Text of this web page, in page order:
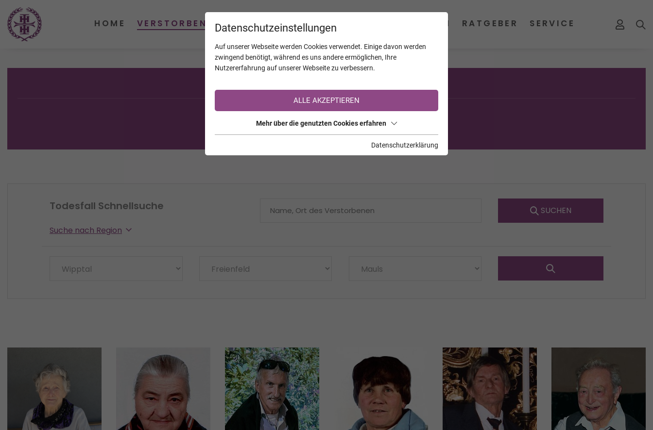
Sie sind noch nicht auf TrauerHilfe.it registriert?
>> zur kostenlosen Registrierung <<
Todesfall Schnellsuche
SUCHEN
Suche nach Region
Datenschutzeinstellungen
Auf unserer Webseite werden Cookies verwendet. Einige davon werden
zwingend benötigt, während es uns andere ermöglichen, Ihre
Nutzererfahrung auf unserer Webseite zu verbessern.
ALLE AKZEPTIEREN
Mehr über die genutzten Cookies erfahren
Datenschutzerklärung
HOME VERSTORBENE KALENDER JAHRESTAGE UNTERNEHMEN RATGEBER SERVICE